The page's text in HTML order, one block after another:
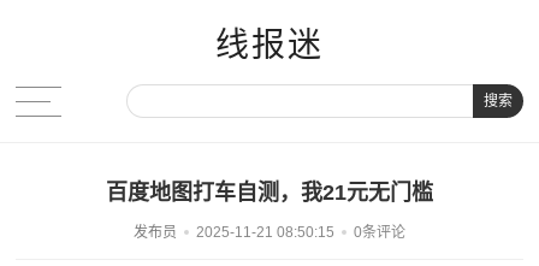
线报迷
搜索
百度地图打车自测，我21元无门槛
发布员 2025-11-21 08:50:15 0条评论